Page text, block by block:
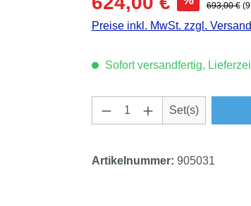
Regulärer
693,00 €
Preise inkl. MwSt. zzgl.
Sofort versandfertig,
Produkt Anzahl:
Set(s)
Artikelnummer: 905031